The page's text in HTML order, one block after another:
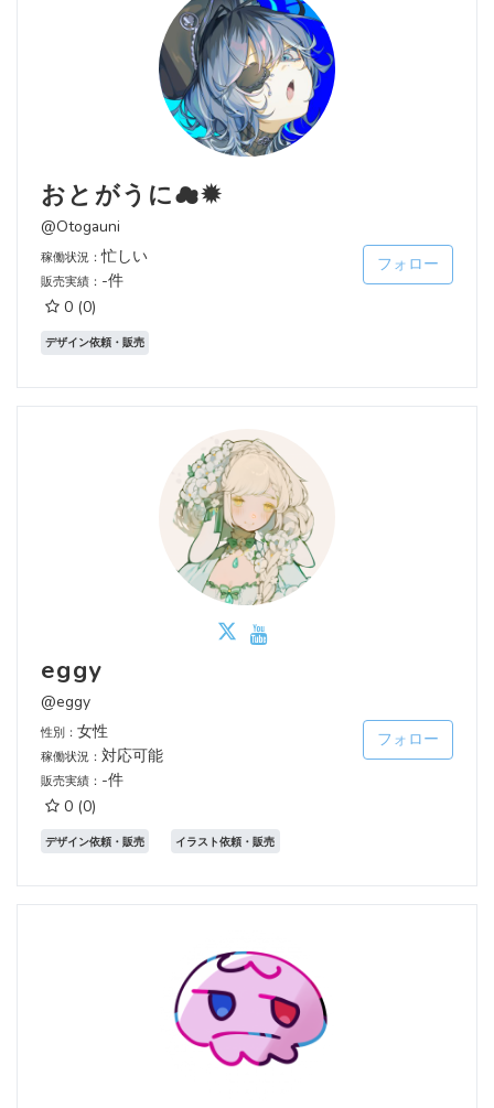
おとがうに☁✹
@Otogauni
稼働状況：忙しい
販売実績： -件
0 (0)
フォロー
デザイン依頼・販売
eggy
@eggy
性別： 女性
稼働状況： 対応可能
販売実績： -件
0 (0)
フォロー
デザイン依頼・販売 イラスト依頼・販売